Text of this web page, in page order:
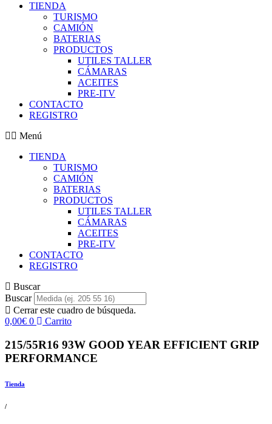
TIENDA
TURISMO
CAMIÓN
BATERIAS
PRODUCTOS
UTILES TALLER
CÁMARAS
ACEITES
PRE-ITV
CONTACTO
REGISTRO
Menú
TIENDA
TURISMO
CAMIÓN
BATERIAS
PRODUCTOS
UTILES TALLER
CÁMARAS
ACEITES
PRE-ITV
CONTACTO
REGISTRO
Buscar
Buscar
Cerrar este cuadro de búsqueda.
0,00€ 0 Carrito
215/55R16 93W GOOD YEAR EFFICIENT GRIP
PERFORMANCE
Tienda
/